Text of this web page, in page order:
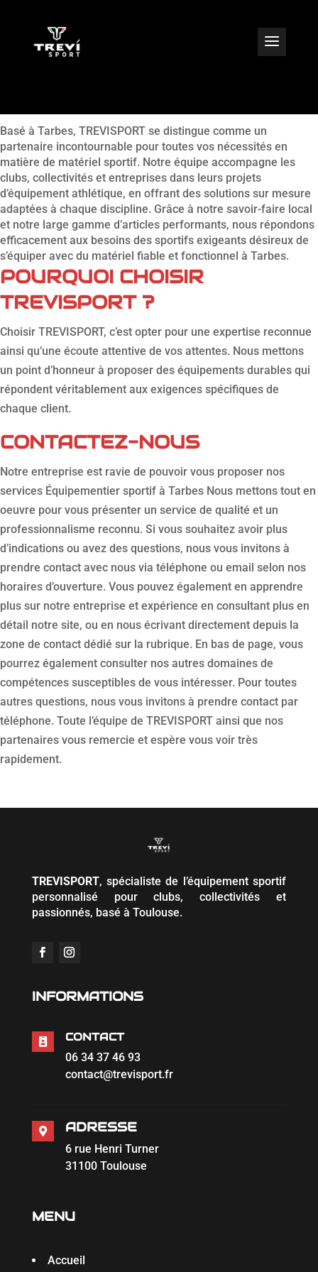
Basé à Tarbes, TREVISPORT se distingue comme un
partenaire incontournable pour toutes vos nécessités en
matière de matériel sportif. Notre équipe accompagne les
clubs, collectivités et entreprises dans leurs projets
d’équipement athlétique, en offrant des solutions sur mesure
adaptées à chaque discipline. Grâce à notre savoir-faire local
et notre large gamme d’articles performants, nous répondons
efficacement aux besoins des sportifs exigeants désireux de
s’équiper avec du matériel fiable et fonctionnel à Tarbes.
POURQUOI CHOISIR
TREVISPORT ?
Choisir TREVISPORT, c’est opter pour une expertise reconnue
ainsi qu’une écoute attentive de vos attentes. Nous mettons
un point d’honneur à proposer des équipements durables qui
répondent véritablement aux exigences spécifiques de
chaque client.
CONTACTEZ-NOUS
Notre entreprise est ravie de pouvoir vous proposer nos
services Équipementier sportif à Tarbes Nous mettons tout en
oeuvre pour vous présenter un service de qualité et un
professionnalisme reconnu. Si vous souhaitez avoir plus
d’indications ou avez des questions, nous vous invitons à
prendre contact avec nous via téléphone ou email selon nos
horaires d’ouverture. Vous pouvez également en apprendre
plus sur notre entreprise et expérience en consultant plus en
détail notre site, ou en nous écrivant directement depuis la
zone de contact dédié sur la rubrique. En bas de page, vous
pourrez également consulter nos autres domaines de
compétences susceptibles de vous intéresser. Pour toutes
autres questions, nous vous invitons à prendre contact par
téléphone. Toute l’équipe de TREVISPORT ainsi que nos
partenaires vous remercie et espère vous voir très
rapidement.
TREVISPORT, spécialiste de l’équipement sportif
personnalisé pour clubs, collectivités et
passionnés, basé à Toulouse.
INFORMATIONS

CONTACT
06 34 37 46 93
contact@trevisport.fr
 ADRESSE
6 rue Henri Turner
31100 Toulouse
MENU
Accueil